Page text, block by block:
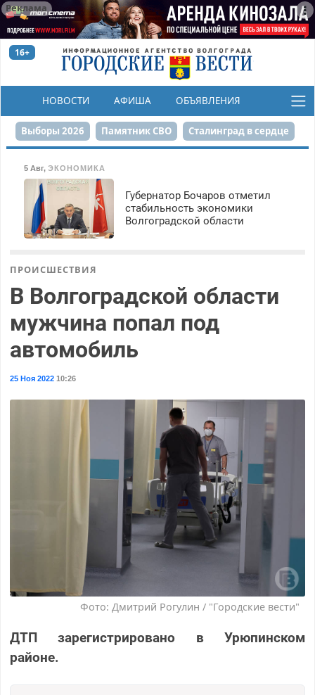
Реклама
16+
НОВОСТИ АФИША ОБЪЯВЛЕНИЯ
КОНКУРСЫ
Выборы 2026 Памятник СВО Сталинград в сердце
Реконструкция ЦПКиО На службе городу
80-летие Победы Парк Героев-летчиков
5 Авг, ЭКОНОМИКА
Губернатор Бочаров отметил
стабильность экономики
Волгоградской области
ПРОИСШЕСТВИЯ
В Волгоградской области
мужчина попал под
автомобиль
25 Ноя 202210:26
Фото: Дмитрий Рогулин / "Городские вести"
ДТП зарегистрировано в Урюпинском
районе.